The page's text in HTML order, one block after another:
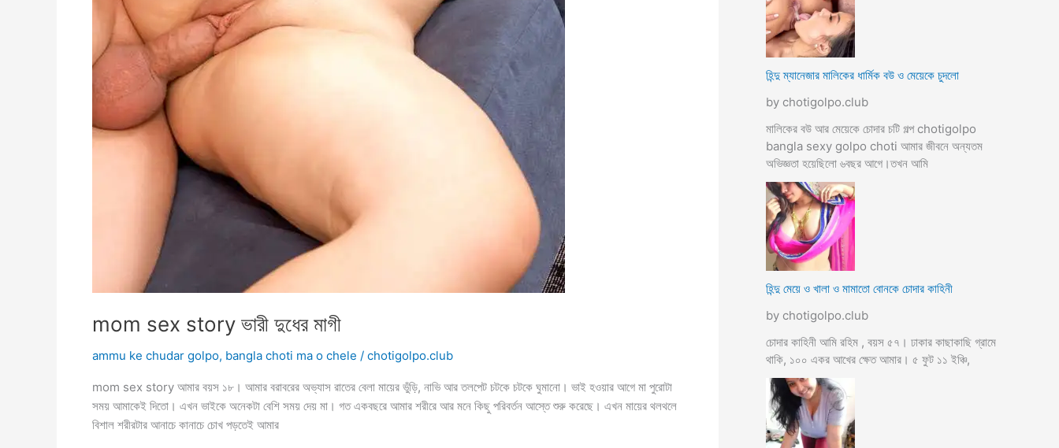
mom sex story ভারী দুধের মাগী
ammu ke chudar golpo, bangla choti ma o chele / chotigolpo.club
mom sex story আমার বয়স ১৮। আমার বরাবরের অভ্যাস রাতের বেলা মায়ের ভুঁড়ি, নাভি আর তলপেট চটকে চটকে ঘুমানো। ভাই হওয়ার আগে মা পুরোটা
সময় আমাকেই দিতো। এখন ভাইকে অনেকটা বেশি সময় দেয় মা। গত একবছরে আমার শরীরে আর মনে কিছু পরিবর্তন আস্তে শুরু করেছে। এখন মায়ের থলথলে
বিশাল শরীরটার আনাচে কানাচে চোখ পড়তেই আমার
হিন্দু ম্যানেজার মালিকের ধার্মিক বউ ও মেয়েকে চুদলো
by chotigolpo.club
মালিকের বউ আর মেয়েকে চোদার চটি গল্প chotigolpo
bangla sexy golpo choti আমার জীবনে অন্যতম
অভিজ্ঞতা হয়েছিলো ৬বছর আগে।তখন আমি
হিন্দু মেয়ে ও খালা ও মামাতো বোনকে চোদার কাহিনী
by chotigolpo.club
চোদার কাহিনী আমি রহিম , বয়স ৫৭। ঢাকার কাছাকাছি গ্রামে
থাকি, ১০০ একর আখের ক্ষেত আমার। ৫ ফুট ১১ ইঞ্চি,